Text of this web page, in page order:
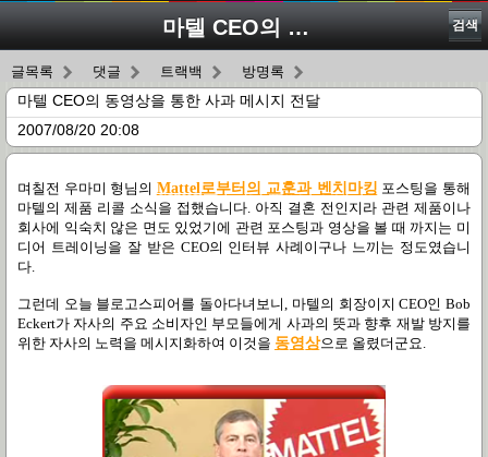
마텔 CEO의 동영상을 통한 사과 메시지 전달 검색
글목록 댓글 트랙백 방명록
마텔 CEO의 동영상을 통한 사과 메시지 전달
2007/08/20 20:08
며칠전 우마미 형님의 Mattel로부터의 교훈과 벤치마킹 포스팅을 통해
마텔의 제품 리콜 소식을 접했습니다. 아직 결혼 전인지라 관련 제품이나
회사에 익숙치 않은 면도 있었기에 관련 포스팅과 영상을 볼 때 까지는 미
디어 트레이닝을 잘 받은 CEO의 인터뷰 사례이구나 느끼는 정도였습니
다.
그런데 오늘 블로고스피어를 돌아다녀보니, 마텔의 회장이지 CEO인 Bob
Eckert가 자사의 주요 소비자인 부모들에게 사과의 뜻과 향후 재발 방지를
위한 자사의 노력을 메시지화하여 이것을 동영상으로 올렸더군요.